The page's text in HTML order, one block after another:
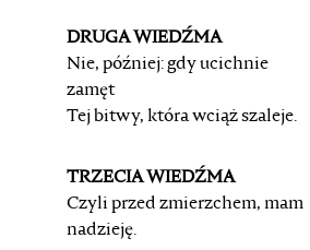
DRUGA WIEDŹMA
Nie, później: gdy ucichnie
zamęt
Tej bitwy, która wciąż szaleje.
TRZECIA WIEDŹMA
Czyli przed zmierzchem, mam
nadzieję.